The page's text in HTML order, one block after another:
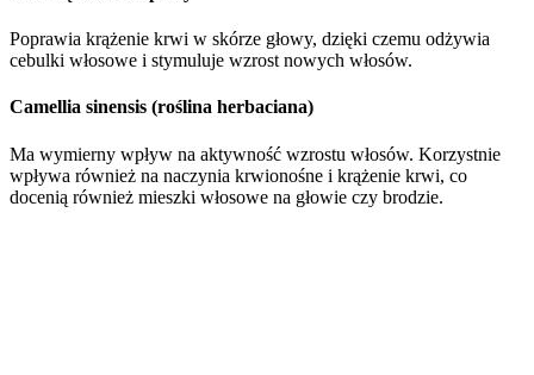
Poprawia krążenie krwi w skórze głowy, dzięki czemu odżywia
cebulki włosowe i stymuluje wzrost nowych włosów.
Camellia sinensis (roślina herbaciana)
Ma wymierny wpływ na aktywność wzrostu włosów. Korzystnie
wpływa również na naczynia krwionośne i krążenie krwi, co
docenią również mieszki włosowe na głowie czy brodzie.